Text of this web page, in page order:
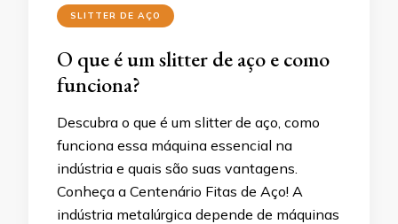
SLITTER DE AÇO
O que é um slitter de aço e como
funciona?
Descubra o que é um slitter de aço, como
funciona essa máquina essencial na
indústria e quais são suas vantagens.
Conheça a Centenário Fitas de Aço! A
indústria metalúrgica depende de máquinas